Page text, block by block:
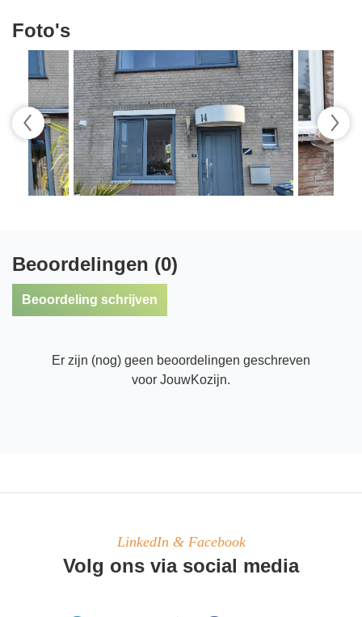
Foto's
Beoordelingen (0)
Beoordeling schrijven
Er zijn (nog) geen beoordelingen geschreven
voor JouwKozijn.
LinkedIn & Facebook
Volg ons via social media